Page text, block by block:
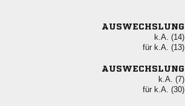
AUSWECHSLUNG
k.A. (14)
für k.A. (13)
AUSWECHSLUNG
k.A. (7)
für k.A. (30)